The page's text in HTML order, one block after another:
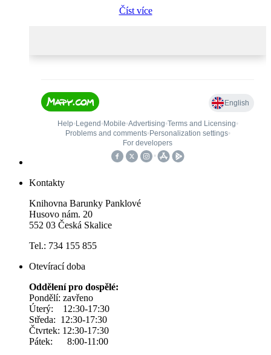
Číst více
Kontakty
Knihovna Barunky Panklové
Husovo nám. 20
552 03 Česká Skalice
Tel.: 734 155 855
Otevírací doba
Oddělení pro dospělé:
Pondělí: zavřeno
Úterý: 12:30-17:30
Středa: 12:30-17:30
Čtvrtek: 12:30-17:30
Pátek: 8:00-11:00